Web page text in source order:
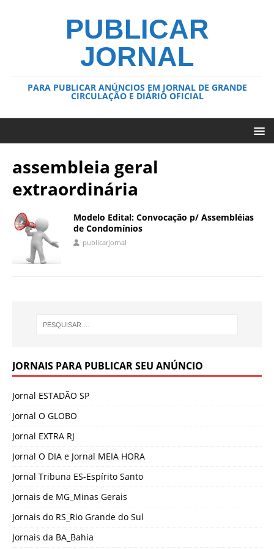
PUBLICAR
JORNAL
PARA PUBLICAR ANÚNCIOS EM JORNAL DE GRANDE
CIRCULAÇÃO E DIÁRIO OFICIAL
assembleia geral
extraordinária
Modelo Edital: Convocação p/ Assembléias
de Condomínios
publicarjornal
JORNAIS PARA PUBLICAR SEU ANÚNCIO
Jornal ESTADÃO SP
Jornal O GLOBO
Jornal EXTRA RJ
Jornal O DIA e Jornal MEIA HORA
Jornal Tribuna ES-Espírito Santo
Jornais de MG_Minas Gerais
Jornais do RS_Rio Grande do Sul
Jornais da BA_Bahia